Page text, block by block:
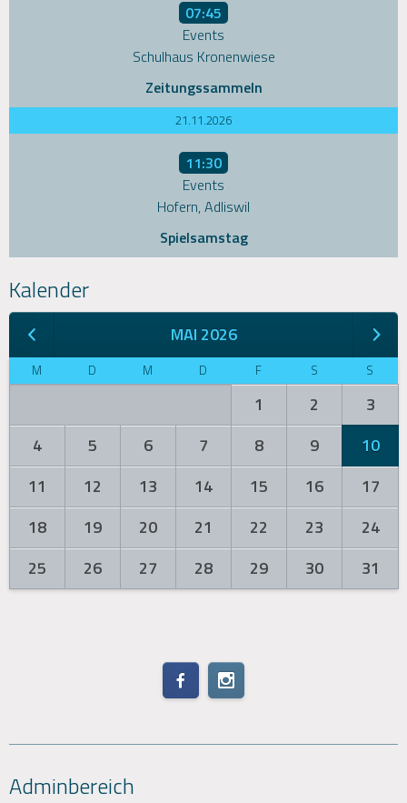
07:45
Events
Schulhaus Kronenwiese
Zeitungssammeln
21.11.2026
11:30
Events
Hofern, Adliswil
Spielsamstag
Kalender
MAI 2026
M D M D F S S
1 2
3
4
5 6 7 8 9
10
11
12 13 14 15 16
17
18
19 20 21 22 23
24
25
26 27 28 29 30 31
Adminbereich